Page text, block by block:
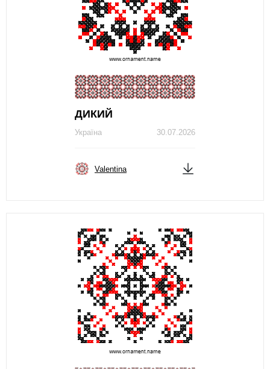
ДИКИЙ
30.07.2026
Україна
Valentina